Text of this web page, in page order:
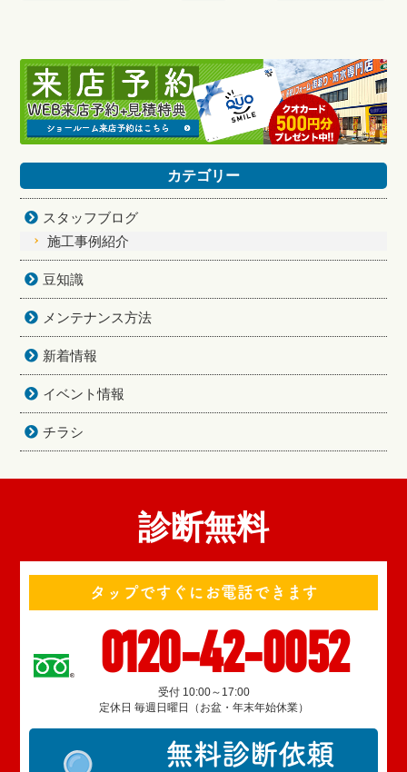
カテゴリー
スタッフブログ
施工事例紹介
豆知識
メンテナンス方法
新着情報
イベント情報
チラシ
診断無料
タップですぐにお電話できます
0120-42-0052
受付 10:00～17:00
定休日 毎週日曜日（お盆・年末年始休業）
無料診断依頼